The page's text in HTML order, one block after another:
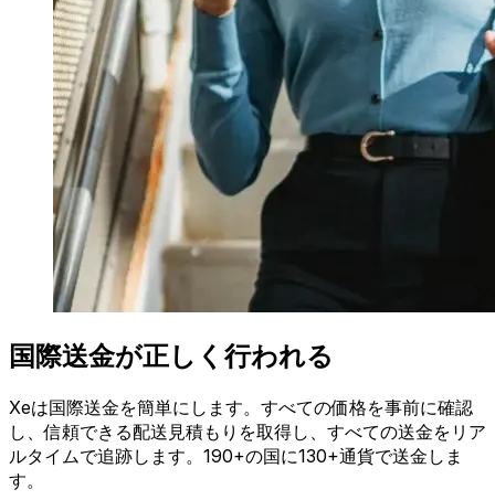
国際送金が正しく行われる
Xeは国際送金を簡単にします。すべての価格を事前に確認
し、信頼できる配送見積もりを取得し、すべての送金をリア
ルタイムで追跡します。190+の国に130+通貨で送金しま
す。